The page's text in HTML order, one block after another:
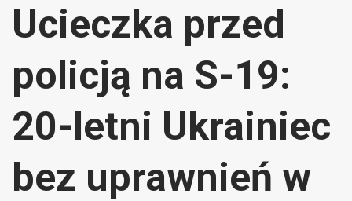
Ucieczka przed
policją na S-19:
20-letni Ukrainiec
bez uprawnień w